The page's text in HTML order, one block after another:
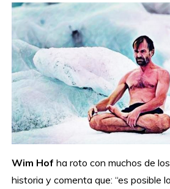
Wim Hof ha roto con muchos de
historia y comenta que: “es posible